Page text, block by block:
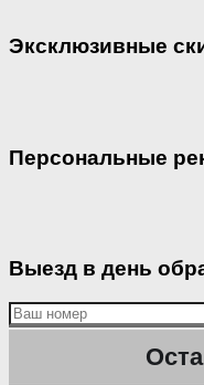
Эксклюзивные
Персональные
Выезд в день